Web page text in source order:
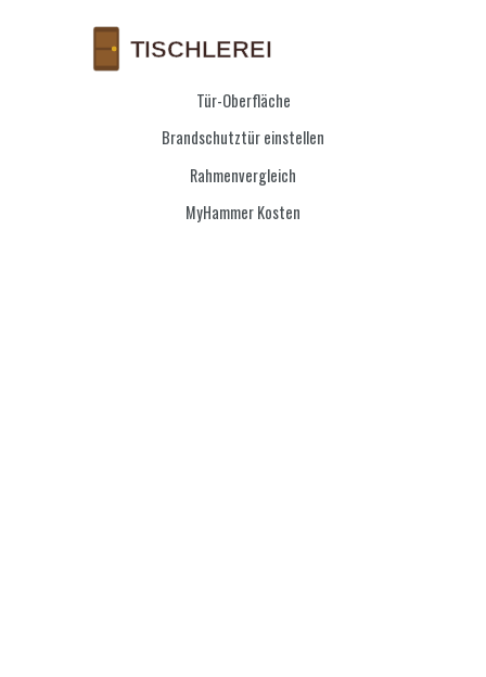
Tür-Oberfläche
Brandschutztür einstellen
Rahmenvergleich
MyHammer Kosten